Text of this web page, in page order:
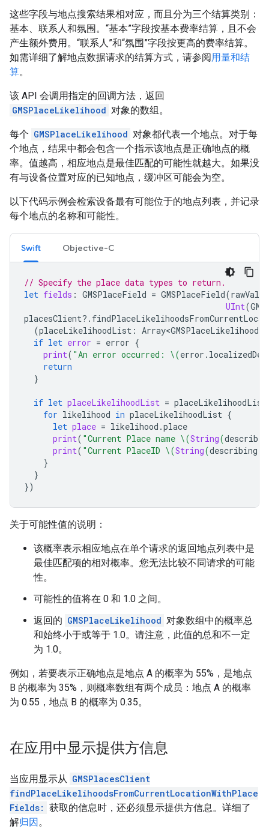
这些字段与地点搜索结果相对应，而且分为三个结算类别：
基本、联系人和氛围。“基本”字段按基本费率结算，且不会
产生额外费用。“联系人”和“氛围”字段按更高的费率结算。
如需详细了解地点数据请求的结算方式，请参阅用量和结
算。
该 API 会调用指定的回调方法，返回
GMSPlaceLikelihood 对象的数组。
每个 GMSPlaceLikelihood 对象都代表一个地点。对于每
个地点，结果中都会包含一个指示该地点是正确地点的概
率。值越高，相应地点是最佳匹配的可能性就越大。如果没
有与设备位置对应的已知地点，缓冲区可能会为空。
以下代码示例会检索设备最有可能位于的地点列表，并记录
每个地点的名称和可能性。
Swift Objective-C
// Specify the place data types to return.
let fields : GMSPlaceField = GMSPlaceField(rawValue
UInt(
placesClient?.
(placeLikelihoodList : Array<GMSPlaceLikelihood>
if let error = error {
print( "An error occurred: \(error .
return
}
if let placeLikelihoodList = placeLikelihoodList
for likelihood in placeLikelihoodList {
let place = likelihood .place
print( "Current Place name \(String(
print( "Current PlaceID \(String(describing
}
}
})
关于可能性值的说明：
该概率表示相应地点在单个请求的返回地点列表中是
最佳匹配项的相对概率。您无法比较不同请求的可能
性。
可能性的值将在 0 和 1.0 之间。
返回的 GMSPlaceLikelihood 对象数组中的概率总
和始终小于或等于 1.0。请注意，此值的总和不一定
为 1.0。
例如，若要表示正确地点是地点 A 的概率为 55%，是地点
B 的概率为 35%，则概率数组有两个成员：地点 A 的概率
为 0.55，地点 B 的概率为 0.35。
在应用中显示提供方信息
当应用显示从 GMSPlacesClient
findPlaceLikelihoodsFromCurrentLocationWithPlace
Fields: 获取的信息时，还必须显示提供方信息。详细了
解归因。